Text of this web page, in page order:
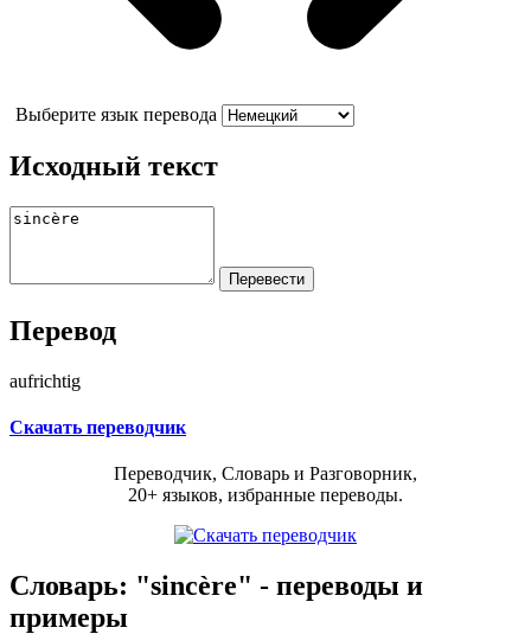
Выберите язык перевода
Исходный текст
Перевод
aufrichtig
Скачать переводчик
Переводчик, Словарь и Разговорник,
20+ языков, избранные переводы.
Словарь: "sincère" - переводы и
примеры